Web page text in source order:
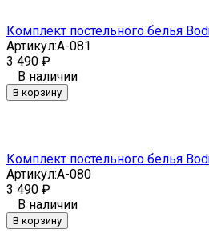
Комплект постельного белья
Артикул:A-081
3 490 ₽
В наличии
В корзину
Комплект постельного белья
Артикул:A-080
3 490 ₽
В наличии
В корзину